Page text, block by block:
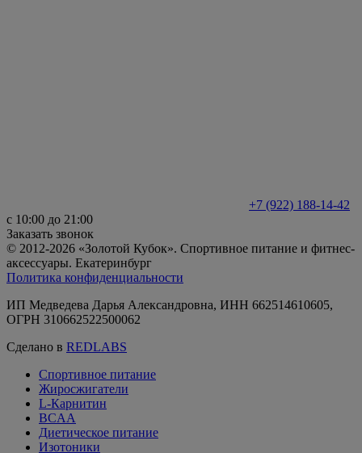
+7 (922) 188-14-42
с 10:00 до 21:00
Заказать звонок
© 2012-2026 «Золотой Кубок». Спортивное питание и фитнес-
аксессуары. Екатеринбург
Политика конфиденциальности
ИП Медведева Дарья Александровна, ИНН 662514610605,
ОГРН 310662522500062
Сделано в REDLABS
Спортивное питание
Жиросжигатели
L-Карнитин
BCAA
Диетическое питание
Изотоники